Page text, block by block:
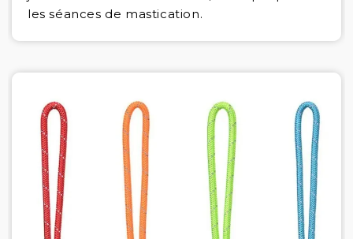
les séances de mastication.